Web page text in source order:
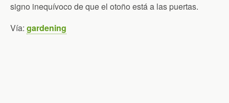
signo inequívoco de que el otoño está a las puertas.
Vía: gardening